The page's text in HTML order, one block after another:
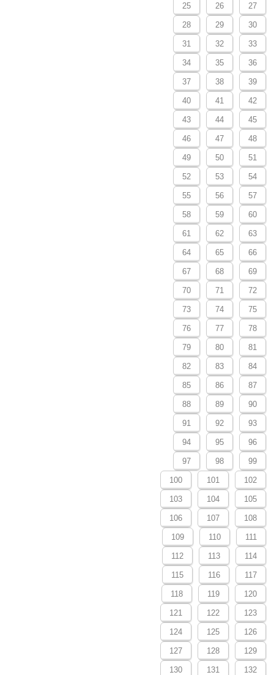
25 26 27
28 29 30
31 32 33
34 35 36
37 38 39
40 41 42
43 44 45
46 47 48
49 50 51
52 53 54
55 56 57
58 59 60
61 62 63
64 65 66
67 68 69
70 71 72
73 74 75
76 77 78
79 80 81
82 83 84
85 86 87
88 89 90
91 92 93
94 95 96
97 98 99
100 101 102
103 104 105
106 107 108
109 110 111
112 113 114
115 116 117
118 119 120
121 122 123
124 125 126
127 128 129
130 131 132